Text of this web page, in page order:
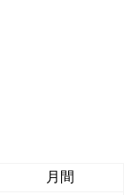
月間